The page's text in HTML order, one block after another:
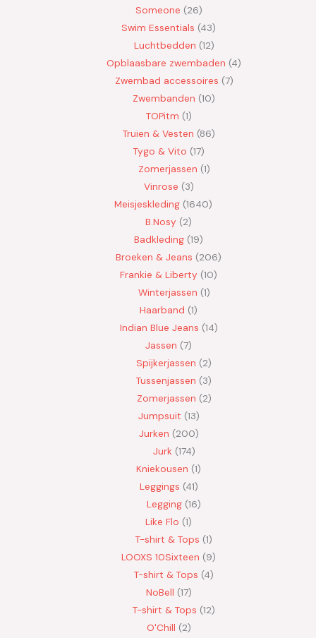
Someone 26
Swim Essentials 43
Luchtbedden 12
Opblaasbare zwembaden 4
Zwembad accessoires 7
Zwembanden 10
TOPitm 1
Truien & Vesten 86
Tygo & Vito 17
Zomerjassen 1
Vinrose 3
Meisjeskleding 1640
B.Nosy
2
Badkleding 19
Broeken & Jeans
206
Frankie & Liberty 10
Winterjassen 1
Haarband 1
Indian Blue Jeans 14
Jassen 7
Spijkerjassen
2
Tussenjassen
3
Zomerjassen 2
Jumpsuit 13
Jurken 200
Jurk 174
Kniekousen 1
Leggings 41
Legging 16
Like Flo 1
T-shirt & Tops 1
LOOXS 10Sixteen
9
T-shirt & Tops 4
NoBell 17
T-shirt & Tops 12
O'Chill 2